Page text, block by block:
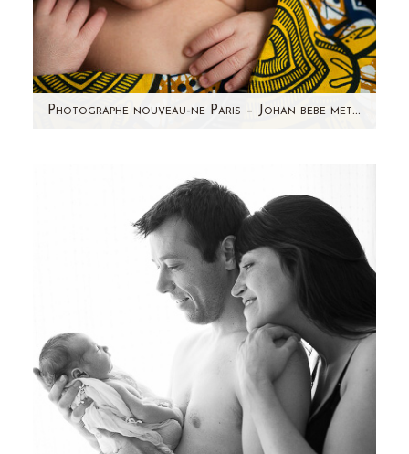
Photographe nouveau-ne Paris – Johan bebe metisse
quelques années et j'ai rencontré beaucoup de
bébés depuis mes débuts. Chaque…